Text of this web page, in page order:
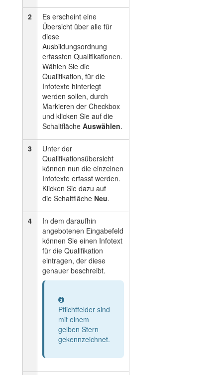
2
Es erscheint eine
Übersicht über alle für
diese
Ausbildungsordnung
erfassten Qualifikationen.
Wählen Sie die
Qualifikation, für die
Infotexte hinterlegt
werden sollen, durch
Markieren der Checkbox
und klicken Sie auf die
Schaltfläche Auswählen.
3
Unter der
Qualifikationsübersicht
können nun die einzelnen
Infotexte erfasst werden.
Klicken Sie dazu auf
die Schaltfläche Neu.
4
In dem daraufhin
angebotenen Eingabefeld
können Sie einen Infotext
für die Qualifikation
eintragen, der diese
genauer beschreibt.
Information
Pflichtfelder sind
mit einem
gelben Stern
gekennzeichnet.